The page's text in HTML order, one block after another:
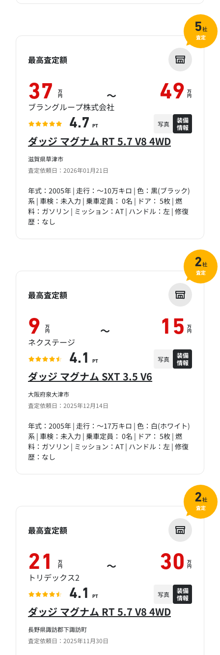
滋賀県草津市
査定依頼日：2026年01月21日
ダッジ マグナム RT 5.7 V8 4WD
年式：2005年 | 走行：～10万キロ | 色：黒(ブラック)
系 | 車検：未入力 | 乗車定員： 0名 | ドア： 5枚 | 燃
料：ガソリン | ミッション：AT | ハンドル：左 | 修復
歴：なし
最高査定額
37 万
円 ～ 49 万
円
ブラングループ株式会社
4.7 PT 写真
装備
情報
5社
査定
大阪府泉大津市
査定依頼日：2025年12月14日
ダッジ マグナム SXT 3.5 V6
年式：2005年 | 走行：～17万キロ | 色：白(ホワイト)
系 | 車検：未入力 | 乗車定員： 0名 | ドア： 5枚 | 燃
料：ガソリン | ミッション：AT | ハンドル：左 | 修復
歴：なし
最高査定額
9 万
円 ～ 15 万
円
ネクステージ
4.1 PT 写真
装備
情報
2社
査定
長野県諏訪郡下諏訪町
査定依頼日：2025年11月30日
ダッジ マグナム RT 5.7 V8 4WD
最高査定額
21 万
円 ～ 30 万
円
トリデックス2
4.1 PT 写真
装備
情報
2社
査定